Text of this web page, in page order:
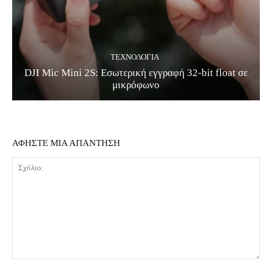
ΤΕΧΝΟΛΟΓΊΑ
DJI Mic Mini 2S: Εσωτερική εγγραφή 32-bit float σε
μικρόφωνο
ΑΦΗΣΤΕ ΜΙΑ ΑΠΑΝΤΗΣΗ